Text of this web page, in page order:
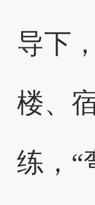
导下
楼、
练，“